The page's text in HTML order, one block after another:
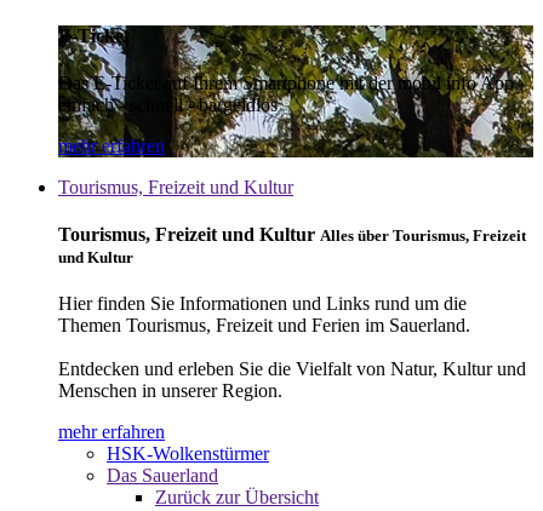
E-Ticket
Das E-Ticket auf Ihrem Smartphone mit der mobil info App -
einfach - schnell - bargeldlos
mehr erfahren
Tourismus, Freizeit und Kultur
Tourismus, Freizeit und Kultur Alles über Tourismus, Freizeit
und Kultur
Hier finden Sie Informationen und Links rund um die
Themen Tourismus, Freizeit und Ferien im Sauerland.
Entdecken und erleben Sie die Vielfalt von Natur, Kultur und
Menschen in unserer Region.
mehr erfahren
HSK-Wolkenstürmer
Das Sauerland
Zurück zur Übersicht